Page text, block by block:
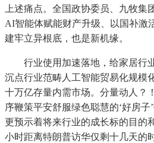
上述痛点。全国政协委员、九牧集
AI智能体赋能财产升级、以国补激
建牢立异根底，也是新机缘。
行业使用加速落地，给家居行
沉点行业范畴人工智能贸易化规模
十万亿存量内需市场。分量动人？
序鞭策平安舒服绿色聪慧的‘好房子
更预示着将来行业的成长标的目的
小时距离特朗普访华仅剩十几天的